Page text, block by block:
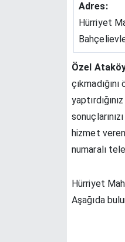
Adres:
Hürriyet
Özel
hizmet
numaralı
Hürriyet
Aşağıda